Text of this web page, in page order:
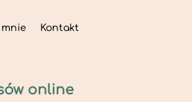
Kontakt
online